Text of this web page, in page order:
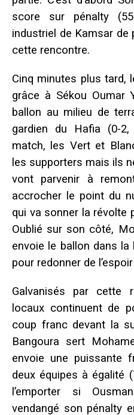
score sur pénalty
industriel de Kamsar de
cette rencontre.
Cinq minutes plus tard,
grâce à Sékou Oumar
ballon au milieu de
gardien du Hafia (0-
match, les Vert et
les supporters mais ils
vont parvenir à
accrocher le point du
qui va sonner la révolte
Oublié sur son côté,
envoie le ballon dans la
pour redonner de
Galvanisés par cette
locaux continuent de
coup franc devant la
Bangoura sert
envoie une puissante
deux équipes à égalité
l’emporter si
vendangé son pénalty